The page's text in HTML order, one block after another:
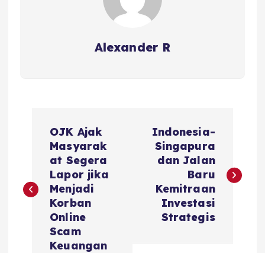
Alexander R
s
OJK Ajak
Masyarak
at Segera
Lapor jika
Menjadi
Korban
Online
Scam
Keuangan
Indonesia-
Singapura
dan Jalan
Baru
Kemitraan
Investasi
Strategis